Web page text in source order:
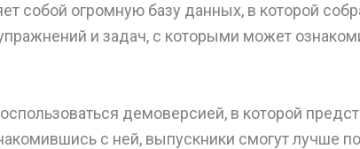
собой огромную базу данных, в которой
и задач, с которыми может
демоверсией, в которой
с ней, выпускники смогут лучше